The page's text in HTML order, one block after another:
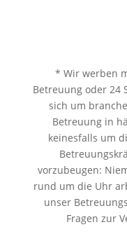
* Wir werben
Betreuung oder 24
sich um
Betreuung in
keinesfalls um
vorzubeugen:
rund um die Uhr
unser
Fragen zur